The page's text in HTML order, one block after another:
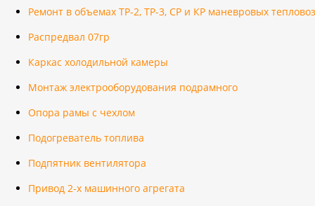
Ремонт в объемах ТР-2, ТР-3, СР и КР маневровых
Распредвал 07гр
Каркас холодильной камеры
Монтаж электрооборудования подрамного
Опора рамы с чехлом
Подогреватель топлива
Подпятник вентилятора
Привод 2-х машинного агрегата